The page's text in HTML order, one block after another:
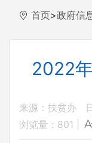
首页>政府信
2022
来源：扶贫办
浏览量： 801